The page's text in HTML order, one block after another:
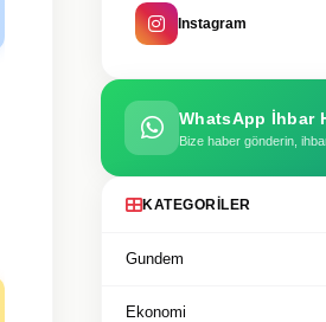
Instagram
WhatsApp İhbar
Bize haber gönderin,
KATEGORILER
Gundem
Ekonomi